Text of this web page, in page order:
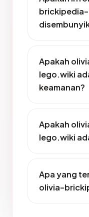
Apakah
lego.wiki
keamanan?
Apakah
lego.wiki
Apa yang
olivia-